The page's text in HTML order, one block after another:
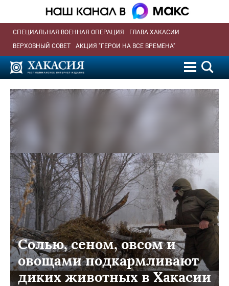
СПЕЦИАЛЬНАЯ ВОЕННАЯ ОПЕРАЦИЯ
ГЛАВА ХАКАСИИ
ВЕРХОВНЫЙ СОВЕТ
АКЦИЯ "ГЕРОИ НА ВСЕ ВРЕМЕНА"
Солью, сеном, овсом и
овощами подкармливают
диких животных в Хакасии